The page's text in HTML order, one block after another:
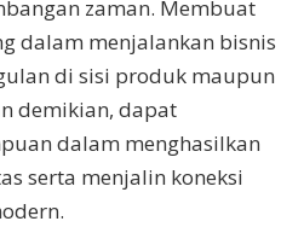
zaman. Membuat
dalam menjalankan bisnis
di sisi produk maupun
demikian, dapat
dalam menghasilkan
serta menjalin koneksi